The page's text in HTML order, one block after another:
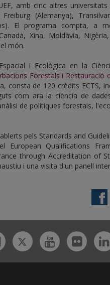
amb cinc altres universitats
(Alemanya),
El programa compta, a
Xina, Moldàvia,
món.
i Ecològica en la
Forestals i Restauració
consta de 120 crèdits ECTS,
com ara la ciència de
de polítiques forestals,
pels Standards and
Qualifications
through Accreditation of
i una visita d'un panell
Instagram
TwitterYoutubeFlickr